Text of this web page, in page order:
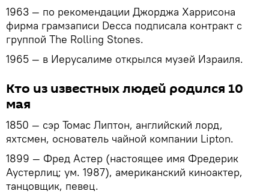
1963 — по рекомендации Джорджа Харрисона
фирма грамзаписи Decca подписала контракт с
группой The Rolling Stones.
1965 — в Иерусалиме открылся музей Израиля.
Кто из известных людей родился 10
мая
1850 — сэр Томас Липтон, английский лорд,
яхтсмен, основатель чайной компании Lipton.
1899 — Фред Астер (настоящее имя Фредерик
Аустерлиц; ум. 1987), американский киноактер,
танцовщик, певец.